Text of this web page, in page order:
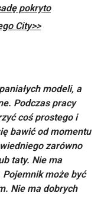
pokryto
City>>
modeli, a
Podczas pracy
coś prostego i
bawić od momentu
zarówno
taty. Nie ma
Pojemnik może być
Nie ma dobrych